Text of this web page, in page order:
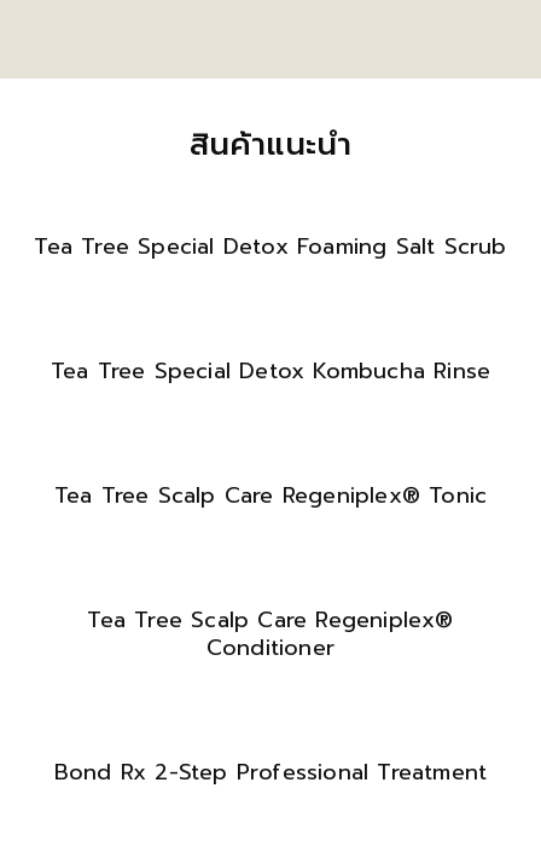
สินค้าแนะนำ
Tea Tree Special Detox Foaming Salt Scrub
Tea Tree Special Detox Kombucha Rinse
Tea Tree Scalp Care Regeniplex® Tonic
Tea Tree Scalp Care Regeniplex®
Conditioner
Bond Rx 2-Step Professional Treatment